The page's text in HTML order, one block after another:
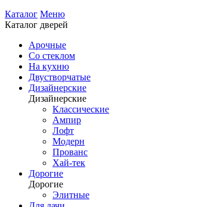
Каталог Меню
Каталог дверей
Арочные
Со стеклом
На кухню
Двустворчатые
Дизайнерские
Дизайнерские
Классические
Ампир
Лофт
Модерн
Прованс
Хай-тек
Дорогие
Дорогие
Элитные